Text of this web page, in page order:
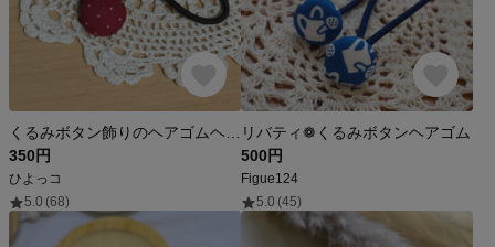
350円
ひよっコ
5.0 (68)
リバティ❁くるみボタンヘアゴム
500円
Figue124
5.0 (45)